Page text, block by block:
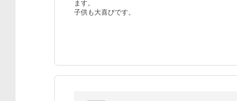
ます。
子供も大喜びです。